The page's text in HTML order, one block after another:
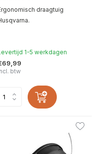
draagtuig
1-5 werkdagen
btw